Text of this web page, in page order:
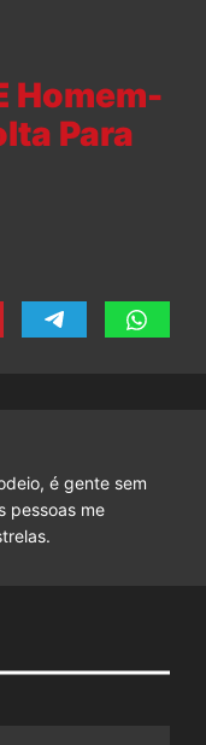
Homem-
Para
é gente sem
pessoas me